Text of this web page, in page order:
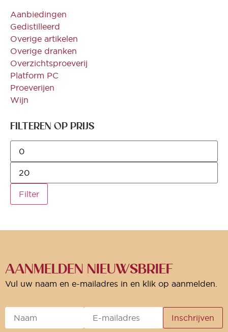
Aanbiedingen
Gedistilleerd
Overige artikelen
Overige dranken
Overzichtsproeverij
Platform PC
Proeverijen
Wijn
FILTEREN OP PRIJS
Filter
AANMELDEN NIEUWSBRIEF
Vul uw naam en e-mailadres in en klik op aanmelden.